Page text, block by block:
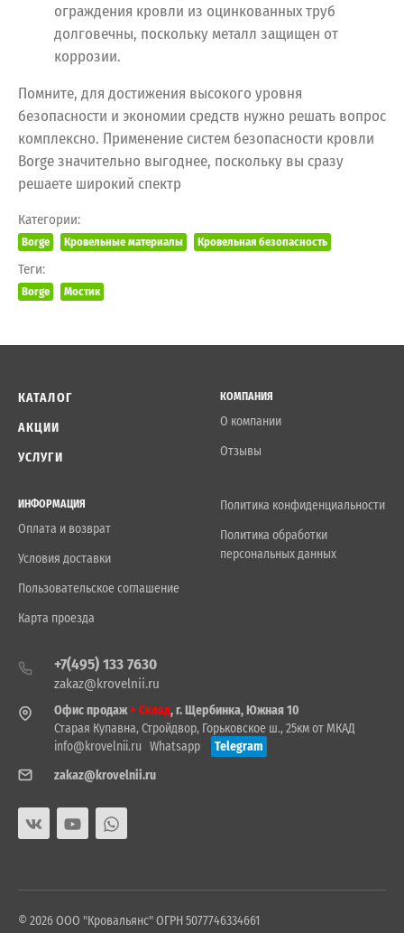
ограждения кровли из оцинкованных труб
долговечны, поскольку металл защищен от
коррозии.
Помните, для достижения высокого уровня
безопасности и экономии средств нужно решать вопрос
комплексно. Применение систем безопасности кровли
Borge значительно выгоднее, поскольку вы сразу
решаете широкий спектр
Категории:
Borge Кровельные материалы Кровельная безопасность
Теги:
Borge Мостик
КАТАЛОГ
АКЦИИ
УСЛУГИ
КОМПАНИЯ
О компании
Отзывы
ИНФОРМАЦИЯ
Оплата и возврат
Условия доставки
Пользовательское соглашение
Карта проезда
Политика конфиденциальности
Политика обработки
персональных данных
+7(495) 133 7630
zakaz@krovelnii.ru
Офис продаж+ Склад, г. Щербинка, Южная 10
Старая Купавна, Стройдвор, Горьковское ш., 25км от МКАД
info@krovelnii.ru Whatsapp
Telegram
zakaz@krovelnii.ru
© 2026 ООО "Кровальянс" ОГРН 5077746334661